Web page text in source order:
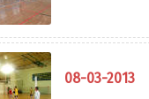
08-03-2013